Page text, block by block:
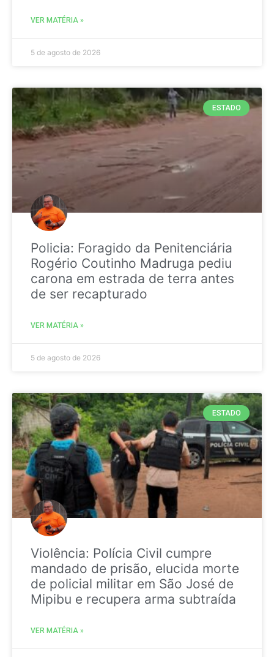
VER MATÉRIA »
5 de agosto de 2026
ESTADO
Policia: Foragido da Penitenciária
Rogério Coutinho Madruga pediu
carona em estrada de terra antes
de ser recapturado
VER MATÉRIA »
5 de agosto de 2026
ESTADO
Violência: Polícia Civil cumpre
mandado de prisão, elucida morte
de policial militar em São José de
Mipibu e recupera arma subtraída
VER MATÉRIA »